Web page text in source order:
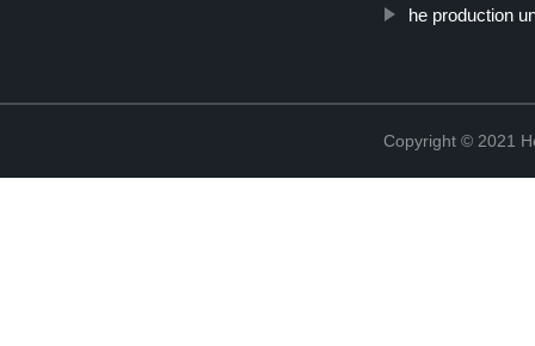
he production
Copyright © 2021